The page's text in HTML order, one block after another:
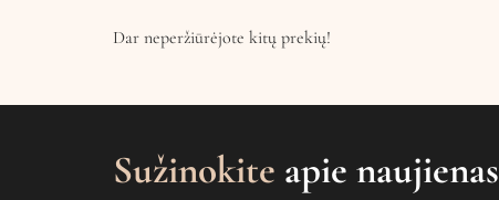
Dar neperžiūrėjote kitų prekių!
Sužinokite apie naujienas